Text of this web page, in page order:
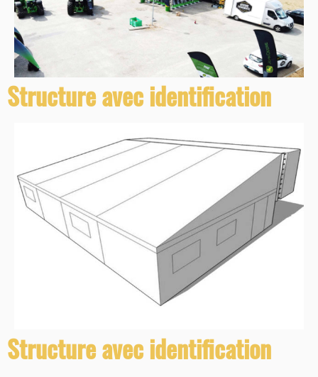
Structure avec identification
Structure avec identification